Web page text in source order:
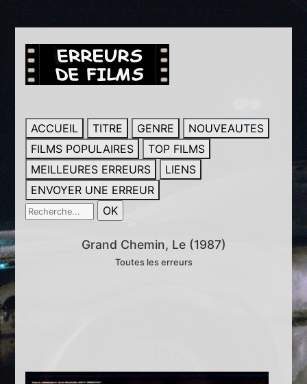
ACCUEIL TITRE GENRE
NOUVEAUTES
FILMS POPULAIRES
TOP FILMS
MEILLEURES ERREURS
LIENS
ENVOYER UNE ERREUR
Grand Chemin, Le (1987)
Toutes les erreurs